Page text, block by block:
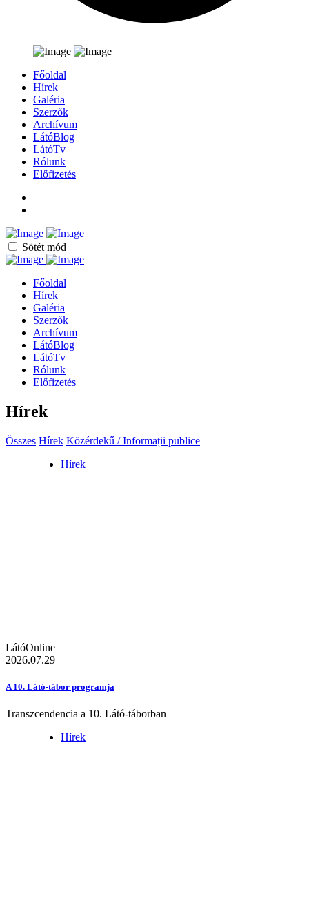
Főoldal
Hírek
Galéria
Szerzők
Archívum
LátóBlog
LátóTv
Rólunk
Előfizetés
Sötét mód
Főoldal
Hírek
Galéria
Szerzők
Archívum
LátóBlog
LátóTv
Rólunk
Előfizetés
Hírek
Összes Hírek Közérdekű / Informații publice
Hírek
LátóOnline
2026.07.29
A 10. Látó-tábor programja
Transzcendencia a 10. Látó-táborban
Hírek